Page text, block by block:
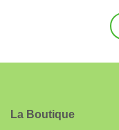
La Boutique